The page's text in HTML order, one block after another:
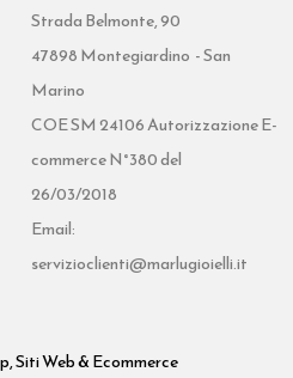
Strada Belmonte, 90
47898 Montegiardino - San
Marino
COE SM 24106 Autorizzazione E-
commerce N°380 del
26/03/2018
Email:
servizioclienti@marlugioielli.it
Siti Web & Ecommerce